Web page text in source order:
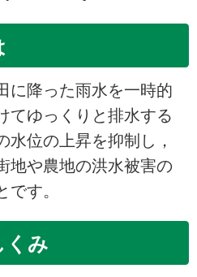
に降った雨水を一時的
てゆっくりと排水する
水位の上昇を抑制し，
地や農地の洪水被害の
す。
くみ